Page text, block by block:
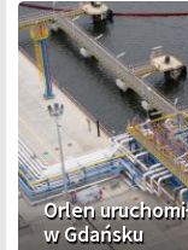
Orlen
w Gdańsku